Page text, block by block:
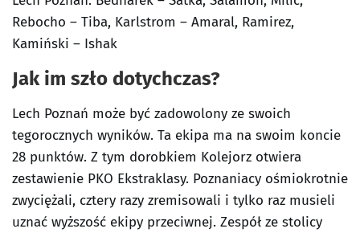
Rebocho – Tiba, Karlstrom – Amaral, Ramirez,
Kamiński – Ishak
Jak im szło dotychczas?
Lech Poznań może być zadowolony ze swoich
tegorocznych wyników. Ta ekipa ma na swoim koncie
28 punktów. Z tym dorobkiem Kolejorz otwiera
zestawienie PKO Ekstraklasy. Poznaniacy ośmiokrotnie
zwyciężali, cztery razy zremisowali i tylko raz musieli
uznać wyższość ekipy przeciwnej. Zespół ze stolicy